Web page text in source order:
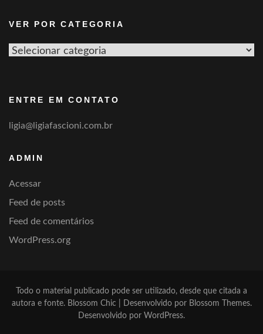
VER POR CATEGORIA
Ver
ENTRE EM CONTATO
ligia@ligiafascioni.com.br
ADMIN
Acessar
Feed de posts
Feed de comentários
WordPress.org
Todo o material publicado pode ser utilizado, desde que citada a
autora e fonte.Blossom Chic | Desenvolvido por Blossom Themes.
Desenvolvido por WordPress.